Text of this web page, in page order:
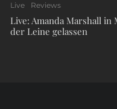
Live Reviews
Live: Amanda Marshall in
der Leine gelassen